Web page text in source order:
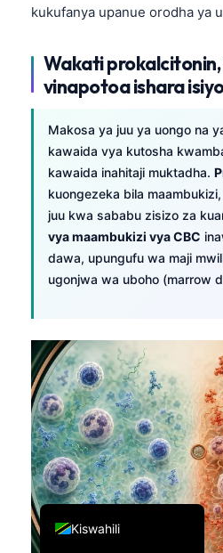
kukufanya upanue orodha ya
Wakati prokalcitonin,
vinapotoa ishara
Makosa ya juu ya uongo na
kawaida vya kutosha
kawaida inahitaji muktadha.
kuongezeka bila maambukizi,
juu kwa sababu zisizo za
vya maambukizi vya CBC
dawa, upungufu wa maji
ugonjwa wa uboho (marrow
Kiswahili
English
Deutsch
العربية
Français
עִבְרִית
Italiano
Ελληνικά
Türkçe
Română
简体中文
فارسی
Dansk
Nederlands